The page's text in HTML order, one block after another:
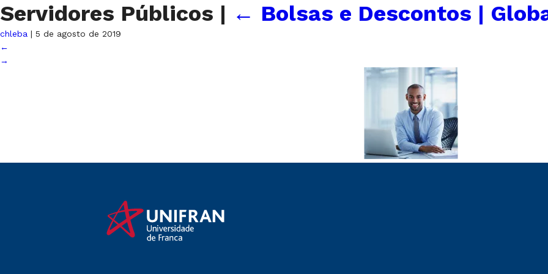
Servidores Públicos | ← Bolsas e Descontos |
chleba | 5 de agosto de 2019
←
→